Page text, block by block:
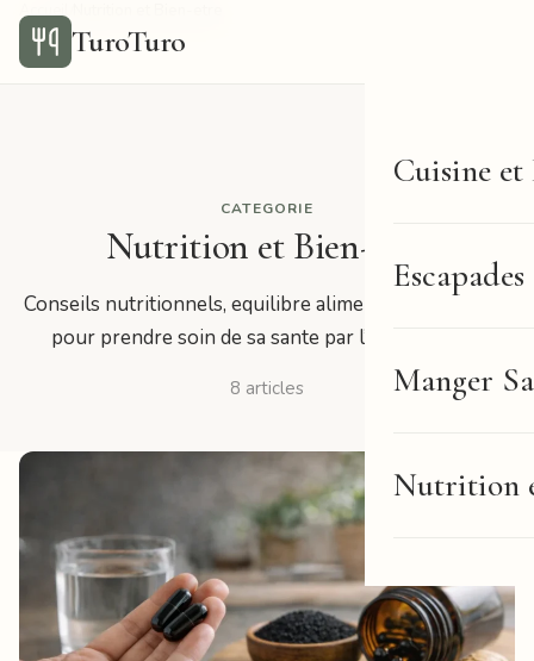
TuroTuro
Cuisine et
Manger
Nutrition
Accueil
CATEGORIE
Nutrition et Bien-etre
Conseils nutritionnels, equilibre alimentaire et astuces
pour prendre soin de sa sante par l’alimentation.
8 articles